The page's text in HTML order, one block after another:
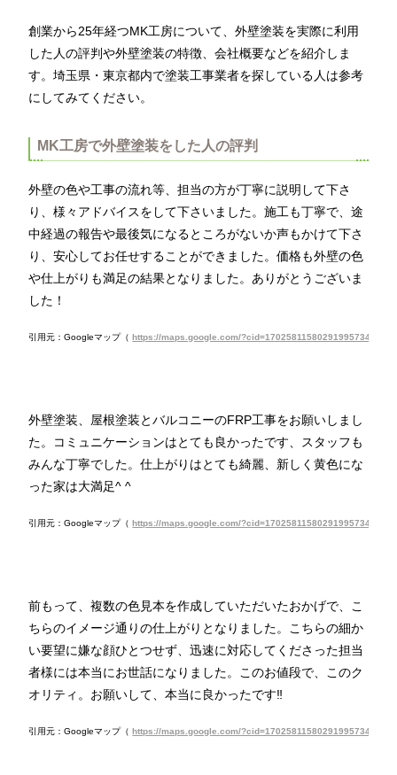
創業から25年経つMK工房について、外壁塗装を実際に利用
した人の評判や外壁塗装の特徴、会社概要などを紹介しま
す。埼玉県・東京都内で塗装工事業者を探している人は参考
にしてみてください。
MK工房で外壁塗装をした人の評判
外壁の色や工事の流れ等、担当の方が丁寧に説明して下さ
り、様々アドバイスをして下さいました。施工も丁寧で、途
中経過の報告や最後気になるところがないか声もかけて下さ
り、安心してお任せすることができました。価格も外壁の色
や仕上がりも満足の結果となりました。ありがとうございま
した！
引用元：Googleマップ（https://maps.google.com/?cid=17025811580291995734
外壁塗装、屋根塗装とバルコニーのFRP工事をお願いしまし
た。コミュニケーションはとても良かったです、スタッフも
みんな丁寧でした。仕上がりはとても綺麗、新しく黄色にな
った家は大満足^ ^
引用元：Googleマップ（https://maps.google.com/?cid=17025811580291995734
前もって、複数の色見本を作成していただいたおかげで、こ
ちらのイメージ通りの仕上がりとなりました。こちらの細か
い要望に嫌な顔ひとつせず、迅速に対応してくださった担当
者様には本当にお世話になりました。このお値段で、このク
オリティ。お願いして、本当に良かったです‼︎
引用元：Googleマップ（https://maps.google.com/?cid=17025811580291995734